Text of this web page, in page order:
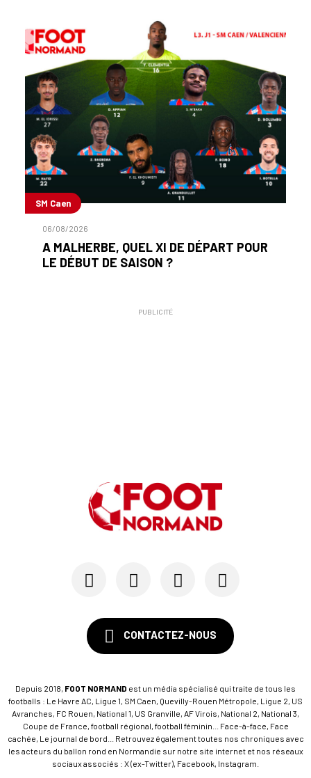
SM Caen
06/08/2026
A MALHERBE, QUEL XI DE DÉPART POUR
LE DÉBUT DE SAISON ?
PUBLICITÉ
CONTACTEZ-NOUS
Depuis 2018, FOOT NORMAND est un média spécialisé qui traite de tous les
footballs : Le Havre AC, Ligue 1, SM Caen, Quevilly-Rouen Métropole, Ligue 2, US
Avranches, FC Rouen, National 1, US Granville, AF Virois, National 2, National 3,
Coupe de France, football régional, football féminin... Face-à-face, Face
cachée, Le journal de bord... Retrouvez également toutes nos chroniques avec
les acteurs du ballon rond en Normandie sur notre site internet et nos réseaux
sociaux associés : X (ex-Twitter), Facebook, Instagram.